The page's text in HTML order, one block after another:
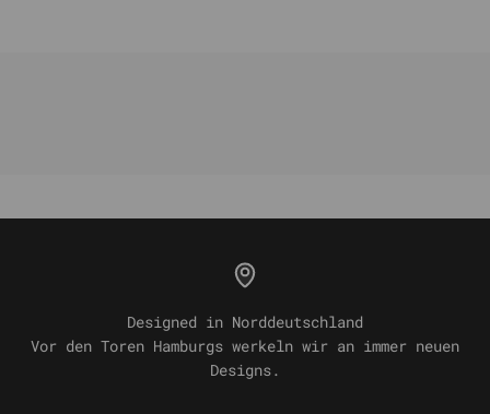
Designed in Norddeutschland
Vor den Toren Hamburgs werkeln wir an immer neuen
Designs.